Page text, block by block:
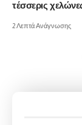
τέσσερις
2 Λεπτά Ανάγνωσης